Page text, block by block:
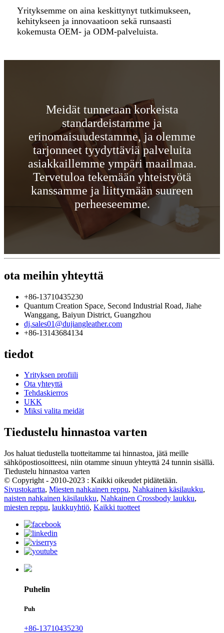
Yrityksemme on aina keskittynyt tutkimukseen,
kehitykseen ja innovaatioon sekä runsaasti
kokemusta OEM- ja ODM-palveluista.
Meidät tunnetaan korkeista
standardeistamme ja
erinomaisuudestamme, ja olemme
tarjonneet tyydyttäviä palveluita
asiakkaillemme ympäri maailmaa.
Tervetuloa tekemään yhteistyötä
kanssamme ja liittymään suureen
perheeseemme.
ota meihin yhteyttä
+86-13710435230
Quantum Creation Space, Second Industrial Road, Jiahe
Wanggang, Baiyun District, Guangzhou
dj.sales01@dujiangleather.com
+86-13143684134
tiedot
Yrityksen profiili
Ota yhteyttä
Tehdaskierros
UKK
Miksi valita meidät
Tiedustelu hinnastoa varten
Jos haluat tiedustella tuotteitamme tai hinnastoa, jätä meille
sähköpostiosoitteesi, niin otamme sinuun yhteyttä 24 tunnin sisällä.
Tiedustelu hinnastoa varten
© Copyright - 2010-2023 : Kaikki oikeudet pidätetään.
Sivustokartta, Miesten nahkainen reppu, Nahkainen käsilaukku,
naisten nahkainen käsilaukku, Nahkainen Crossbody laukku,
miesten reppu, laukkuyhtiö, Kaikki tuotteet
Puhelin
Puh
+86-13710435230